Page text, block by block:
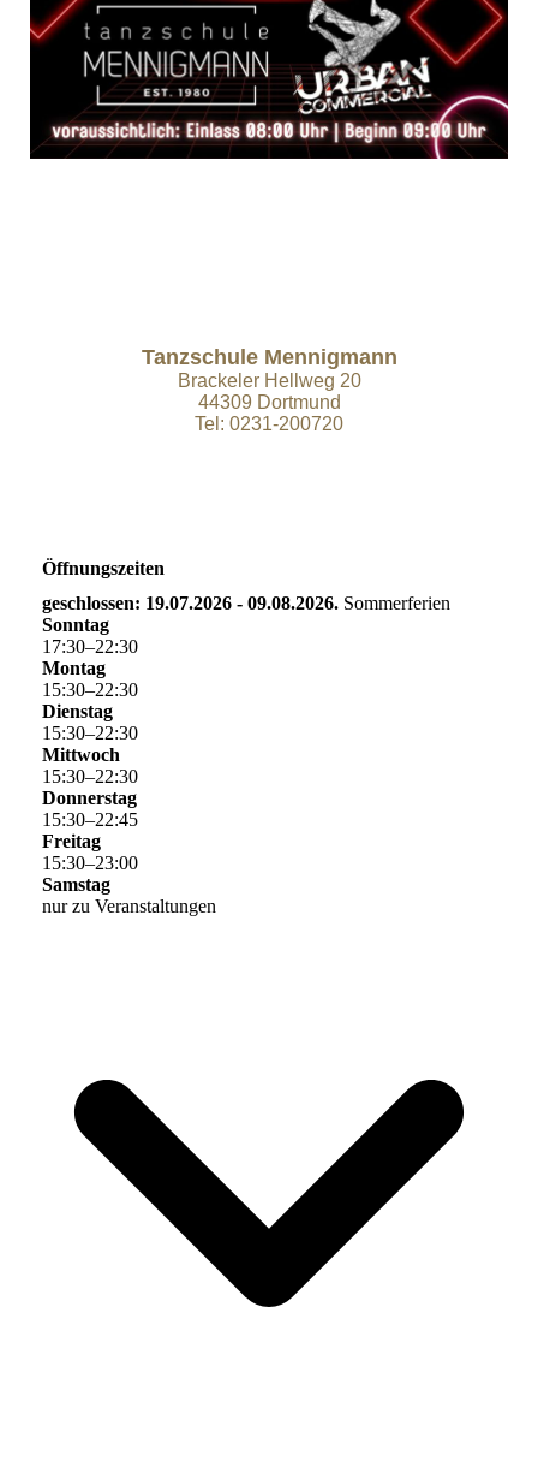
Tanzschule Mennigmann
Brackeler Hellweg 20
44309 Dortmund
Tel: 0231-200720
Öffnungszeiten
geschlossen: 19.07.2026 - 09.08.2026. Sommerferien
Sonntag
17:30–22:30
Montag
15:30–22:30
Dienstag
15:30–22:30
Mittwoch
15:30–22:30
Donnerstag
15:30–22:45
Freitag
15:30–23:00
Samstag
nur zu Veranstaltungen